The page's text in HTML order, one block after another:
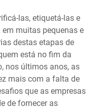
las, etiquetá-las e
muitas pequenas e
destas etapas de
está no fim da
nos últimos anos, as
mais com a falta de
que as empresas
de fornecer as